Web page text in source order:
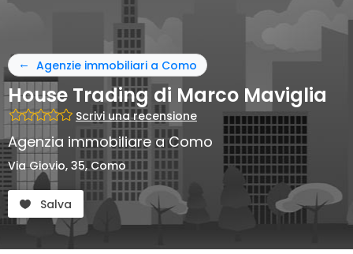
Agenzie immobiliari a Como
House Trading di Marco Maviglia
Scrivi una recensione
Agenzia immobiliare a Como
Via Giovio, 35, Como
Salva